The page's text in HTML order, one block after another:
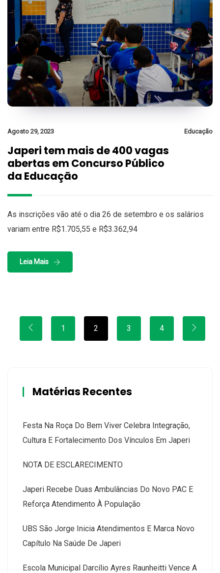
Agosto 29, 2023 Educação
Japeri tem mais de 400 vagas
abertas em Concurso Público
da Educação
As inscrições vão até o dia 26 de setembro e os salários
variam entre R$1.705,55 e R$3.362,94
Leia Mais
1 2 3 4
Matérias Recentes
Festa Na Roça Do Bem Viver Celebra Integração,
Cultura E Fortalecimento Dos Vínculos Em Japeri
NOTA DE ESCLARECIMENTO
Japeri Recebe Duas Ambulâncias Do Novo PAC E
Reforça Atendimento À População
UBS São Jorge Inicia Atendimentos E Marca Novo
Capítulo Na Saúde De Japeri
Escola Municipal Darcílio Ayres Raunheitti Vence A